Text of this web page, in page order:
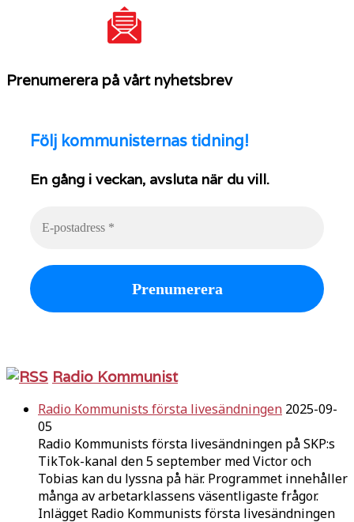
Prenumerera på vårt nyhetsbrev
Följ kommunisternas tidning!
En gång i veckan, avsluta när du vill.
Radio Kommunist
Radio Kommunists första livesändningen 2025-09-
05
Radio Kommunists första livesändningen på SKP:s
TikTok-kanal den 5 september med Victor och
Tobias kan du lyssna på här. Programmet innehåller
många av arbetarklassens väsentligaste frågor.
Inlägget Radio Kommunists första livesändningen